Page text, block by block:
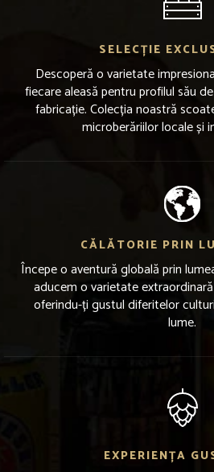
SELECȚIE
Descoperă o varietate
fiecare aleasă pentru profilul său
fabricație. Colecția noastră
microberăriilor locale și
CĂLĂTORIE PRIN
Începe o aventură globală prin
aducem o varietate
oferindu-ți gustul diferitelor
lume.
EXPERIENȚA